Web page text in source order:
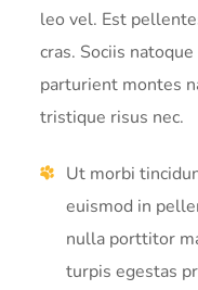
leo vel. Est
cras. Sociis
parturient montes
tristique risus nec.
Ut morbi
euismod in
nulla porttitor
turpis egestas